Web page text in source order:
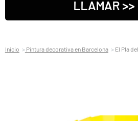
LLAMAR >>
Inicio Pintura decorativa en Barcelona El Pla